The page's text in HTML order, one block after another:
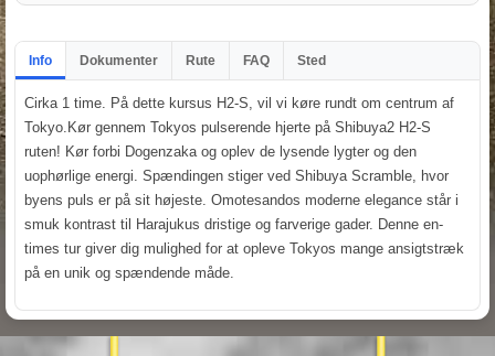
Info Dokumenter Rute FAQ Sted
Cirka 1 time. På dette kursus H2-S, vil vi køre rundt om centrum af
Tokyo.Kør gennem Tokyos pulserende hjerte på Shibuya2 H2-S
ruten! Kør forbi Dogenzaka og oplev de lysende lygter og den
uophørlige energi. Spændingen stiger ved Shibuya Scramble, hvor
byens puls er på sit højeste. Omotesandos moderne elegance står i
smuk kontrast til Harajukus dristige og farverige gader. Denne en-
times tur giver dig mulighed for at opleve Tokyos mange ansigtstræk
på en unik og spændende måde.